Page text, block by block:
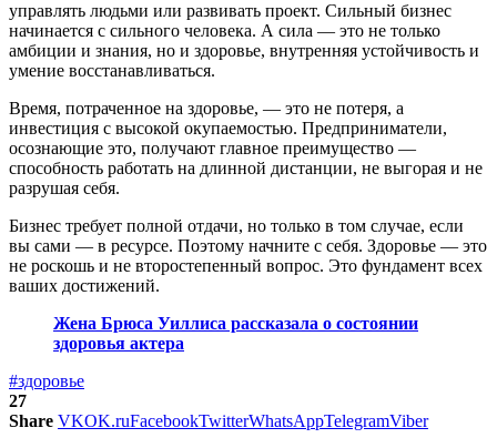
управлять людьми или развивать проект. Сильный бизнес
начинается с сильного человека. А сила — это не только
амбиции и знания, но и здоровье, внутренняя устойчивость и
умение восстанавливаться.
Время, потраченное на здоровье, — это не потеря, а
инвестиция с высокой окупаемостью. Предприниматели,
осознающие это, получают главное преимущество —
способность работать на длинной дистанции, не выгорая и не
разрушая себя.
Бизнес требует полной отдачи, но только в том случае, если
вы сами — в ресурсе. Поэтому начните с себя. Здоровье — это
не роскошь и не второстепенный вопрос. Это фундамент всех
ваших достижений.
Жена Брюса Уиллиса рассказала о состоянии
здоровья актера
#здоровье
27
Share VKOK.ruFacebookTwitterWhatsAppTelegramViber